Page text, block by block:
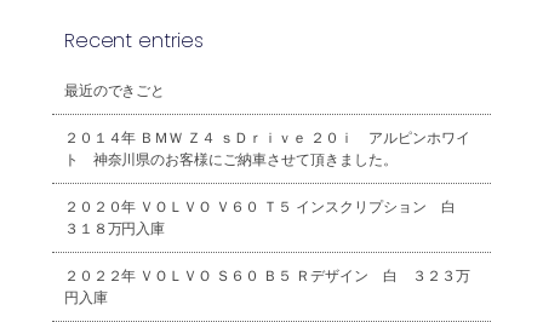
Recent entries
最近のできごと
２０１４年 ＢＭＷ Ｚ４ ｓＤｒｉｖｅ ２０ｉ アルピンホワイ
ト 神奈川県のお客様にご納車させて頂きました。
２０２０年 ＶＯＬＶＯ Ｖ６０ Ｔ５ インスクリプション 白
３１８万円入庫
２０２２年 ＶＯＬＶＯ Ｓ６０ Ｂ５ Ｒデザイン 白 ３２３万
円入庫